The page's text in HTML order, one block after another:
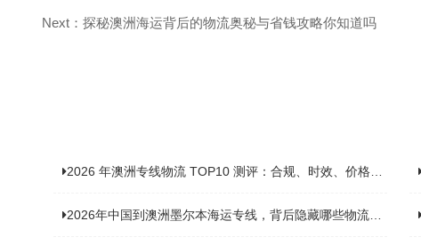
Next：探秘澳洲海运背后的物流奥秘与省钱攻略你知道吗
2026 年澳洲专线物流 TOP10 测评：合规、时效、价格全维度对比
2026年中国到澳洲墨尔本海运专线，背后隐藏哪些物流新机遇？